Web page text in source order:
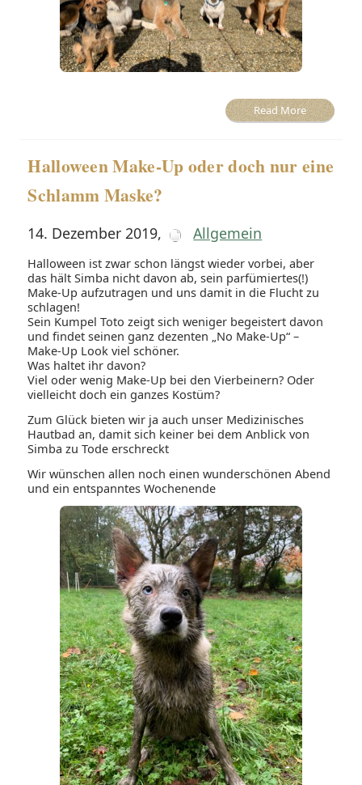
Read More
Halloween Make-Up oder doch nur eine
Schlamm Maske?
14. Dezember 2019, Allgemein
Halloween ist zwar schon längst wieder vorbei, aber
das hält Simba nicht davon ab, sein parfümiertes(!)
Make-Up aufzutragen und uns damit in die Flucht zu
schlagen!
Sein Kumpel Toto zeigt sich weniger begeistert davon
und findet seinen ganz dezenten „No Make-Up“ –
Make-Up Look viel schöner.
Was haltet ihr davon?
Viel oder wenig Make-Up bei den Vierbeinern? Oder
vielleicht doch ein ganzes Kostüm?
Zum Glück bieten wir ja auch unser Medizinisches
Hautbad an, damit sich keiner bei dem Anblick von
Simba zu Tode erschreckt
Wir wünschen allen noch einen wunderschönen Abend
und ein entspanntes Wochenende